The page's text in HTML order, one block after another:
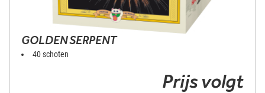
GOLDEN SERPENT
40 schoten
Prijs volgt